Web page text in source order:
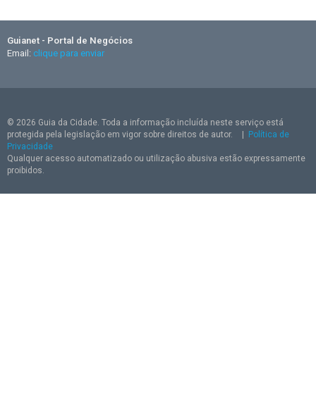
Guianet - Portal de Negócios
Email: clique para enviar
© 2026 Guia da Cidade. Toda a informação incluída neste serviço está
protegida pela legislação em vigor sobre direitos de autor.
Política de
Privacidade
Qualquer acesso automatizado ou utilização abusiva estão expressamente
proibidos.